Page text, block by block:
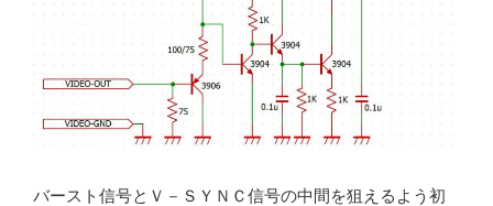
バースト信号とＶ－ＳＹＮＣ信号の中間を狙えるよう初